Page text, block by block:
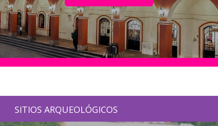
SITIOS ARQUEOLÓGICOS